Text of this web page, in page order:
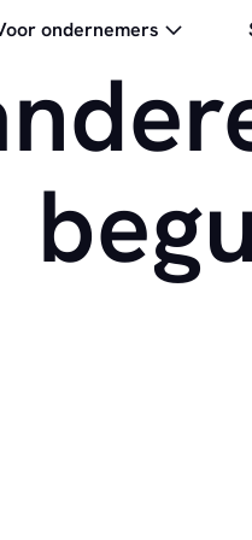
ondernemers